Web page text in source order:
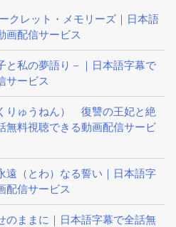
クレット・メモリーズ｜日本語
画配信サービス
と私の夢語り－｜日本語字幕で
サービス
りゅうねん） 復讐の王妃と絶
無料視聴できる動画配信サービ
遠（とわ）なる誓い｜日本語字
配信サービス
のままに｜日本語字幕で全話無